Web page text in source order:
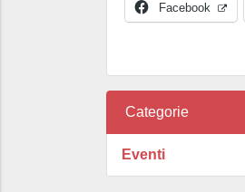
Facebook
Categorie
Eventi